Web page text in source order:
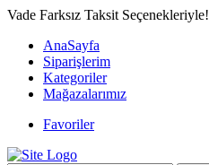
Vade Farksız Taksit Seçenekleriyle!
AnaSayfa
Siparişlerim
Kategoriler
Mağazalarımız
Favoriler